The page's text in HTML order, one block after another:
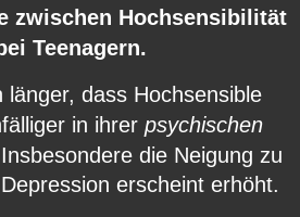
zwischen Hochsensibilität
Teenagern.
länger, dass Hochsensible
in ihrer psychischen
die Neigung zu
erscheint erhöht.